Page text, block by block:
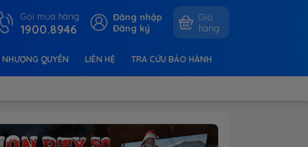
Gọi mua hàng
1900.8946
Đăng nhập
Đăng ký
Giỏ
hàng
NHƯỢNG QUYỀN LIÊN HỆ TRA CỨU BẢO HÀNH